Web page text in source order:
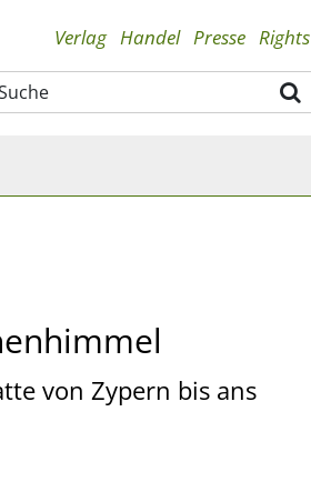
Verlag Handel Presse Rights
von Zypern bis ans